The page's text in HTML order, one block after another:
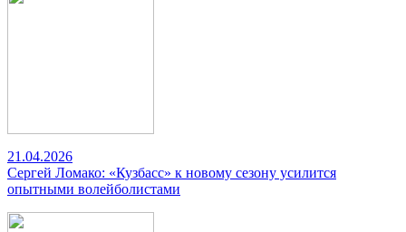
21.04.2026
Сергей Ломако: «Кузбасс» к новому сезону усилится
опытными волейболистами